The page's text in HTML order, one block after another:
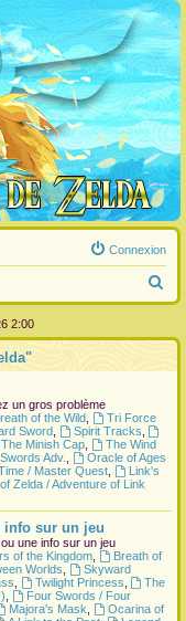
Connexion
e
c
2:00
un gros problème
of the Wild,
Tri Force
Sword, Spirit Tracks
The Minish Cap,
The Wind
Adv.
Oracle of Ages
/ Master Quest,
Link's
Zelda / Adventure of Link
info sur un jeu
une info sur un jeu
of the Kingdom,
Breath of
Worlds
Skyward
Twilight Princess
The
Four Swords / Four
Majora's Mask
Ocarina of